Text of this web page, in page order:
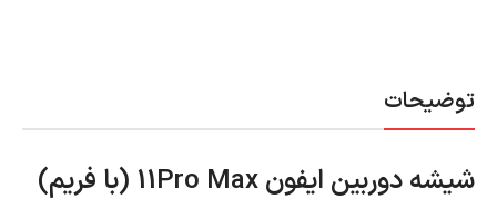
توضیحات
شیشه دوربین ایفون 11Pro Max (با فریم)